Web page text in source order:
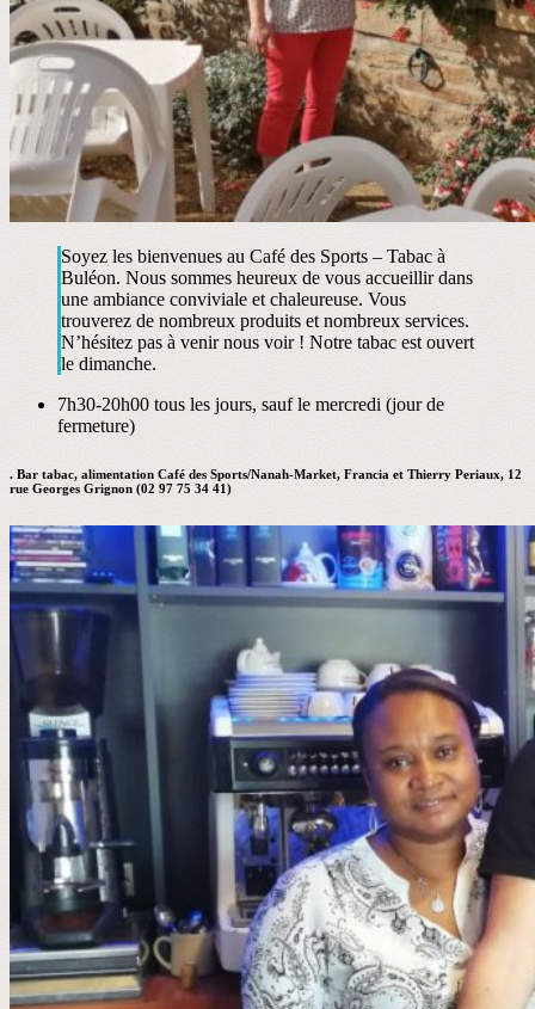
Soyez les bienvenues au Café des Sports – Tabac à
Buléon. Nous sommes heureux de vous accueillir dans
une ambiance conviviale et chaleureuse. Vous
trouverez de nombreux produits et nombreux services.
N’hésitez pas à venir nous voir ! Notre tabac est ouvert
le dimanche.
7h30-20h00 tous les jours, sauf le mercredi (jour de
fermeture)
. Bar tabac, alimentation Café des Sports/Nanah-Market, Francia et Thierry Periaux, 12
rue Georges Grignon (02 97 75 34 41)